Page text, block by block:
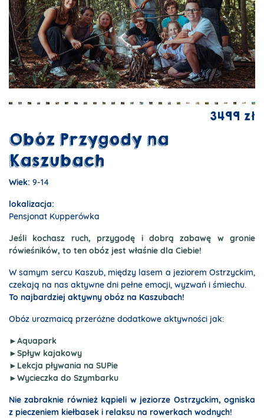
3499 zł
Obóz Przygody na
Kaszubach
Wiek: 9-14
lokalizacja:
Pensjonat Kupperówka
Jeśli kochasz ruch, przygodę i dobrą zabawę w gronie
rówieśników, to ten obóz jest właśnie dla Ciebie!
W samym sercu Kaszub, między lasem a jeziorem Ostrzyckim,
czekają na nas aktywne dni pełne emocji, wyzwań i śmiechu.
To najbardziej aktywny obóz na Kaszubach!
Obóz urozmaicą przeróżne dodatkowe aktywności jak:
►Aquapark
►Spływ kajakowy
► Lekcja pływania na SUPie
►Wycieczka do Szymbarku
Nie zabraknie również kąpieli w jeziorze Ostrzyckim, ogniska
z pieczeniem kiełbasek i relaksu na rowerkach wodnych!